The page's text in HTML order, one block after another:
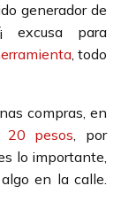
generador de
excusa para
, todo
compras, en
20 pesos, por
lo importante,
en la calle.